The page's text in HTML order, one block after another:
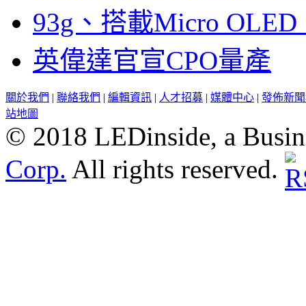
93g、搭載Micro
英偉達官宣CPO量產
關於我們 | 聯絡我們 | 編輯資訊 | 人才招募 | 媒體中心 | 發佈新
站地圖
© 2018 LEDinside, a
Corp. All rights reserved.